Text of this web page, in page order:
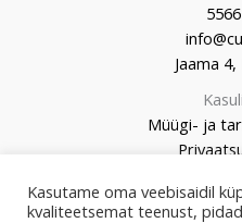
Jaama
Müügi- ja
Kasutame oma veebisaidil
kvaliteetsemat teenust,